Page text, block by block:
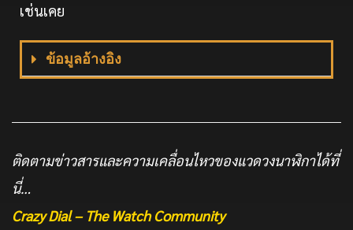
เช่นเคย
ข้อมูลอ้างอิง
ติดตามข่าวสารและความเคลื่อนไหวของแวดวงนาฬิกาได้ที่
นี่…
Crazy Dial – The Watch Community